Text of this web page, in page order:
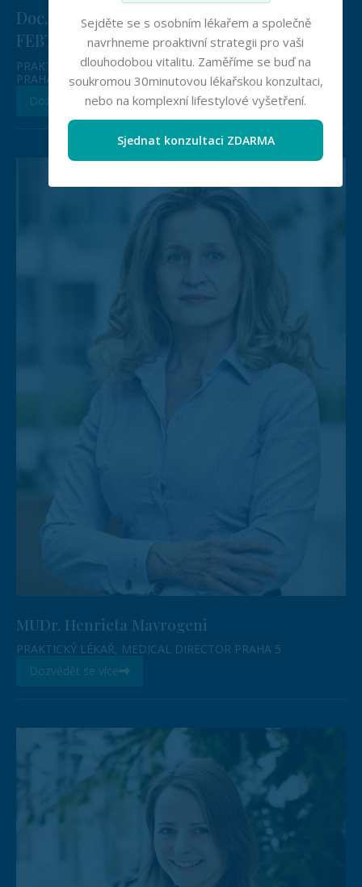
Doc. MUDr. Mariana Wohlfahrtová, Ph.D.,
FEBTM
PRAKTICKÝ LÉKAŘ, NEFROLOG, MEDICAL DIRECTOR
PRAHA 4
Dozvědět se více
MUDr. Henrieta Mavrogeni
PRAKTICKÝ LÉKAŘ, MEDICAL DIRECTOR PRAHA 5
Dozvědět se více
Sejděte se s osobním lékařem a společně
navrhneme proaktivní strategii pro vaši
dlouhodobou vitalitu. Zaměříme se buď na
soukromou 30minutovou lékařskou konzultaci,
nebo na komplexní lifestylové vyšetření.
Sjednat konzultaci ZDARMA